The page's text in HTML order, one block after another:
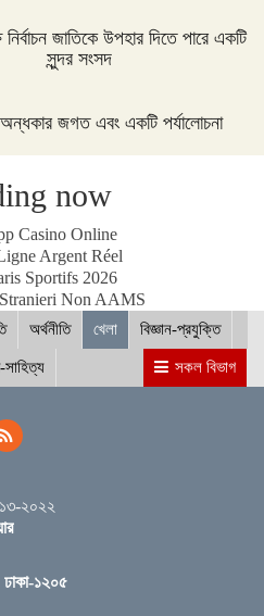
সড়ক দুর্ঘটনায় দু’জন নিহত
জন নারীর মধ্যে সঞ্চয়ের চেক বিতরণ
সেরার দৌড়ে রোহিত-বুমরাহ ও গুরবাজ
হাউজ অব রিপ্রেজেনটেটিভের
হিসেবে গড়ে ওঠার আহ্বান সিমিন
নির্বাচন জাতিকে উপহার দিতে পারে একটি
সুন্দর সংসদ
অন্ধকার জগত এবং একটি পর্যালোচনা
now
Casino Online
Argent Réel
Sportifs 2026
Non AAMS
অর্থনীতি খেলা বিজ্ঞান-প্রযুক্তি
সাহিত্য সকল বিভাগ
২০২২
১২০৫